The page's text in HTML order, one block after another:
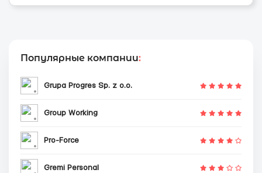
Популярные компании:
Grupa Progres Sp. z o.o.
Group Working
Pro-Force
Gremi Personal